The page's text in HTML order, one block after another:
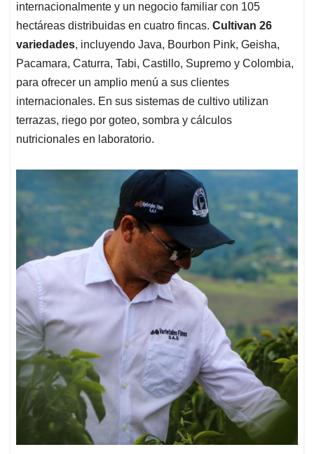
internacionalmente y un negocio familiar con 105
hectáreas distribuidas en cuatro fincas. Cultivan 26
variedades, incluyendo Java, Bourbon Pink, Geisha,
Pacamara, Caturra, Tabi, Castillo, Supremo y Colombia,
para ofrecer un amplio menú a sus clientes
internacionales. En sus sistemas de cultivo utilizan
terrazas, riego por goteo, sombra y cálculos
nutricionales en laboratorio.